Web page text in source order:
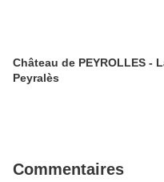
Château de PEYROLLES -
Peyralès
Commentaires